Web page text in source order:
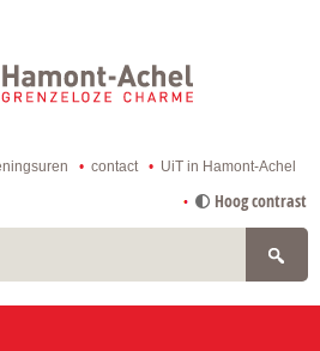
de
contact UiT in Hamont-Achel
Hoog contrast